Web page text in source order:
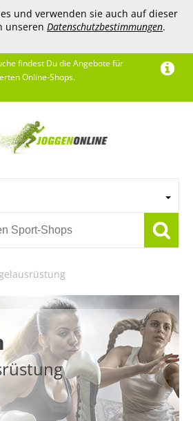
und verwenden sie auch auf dieser
unseren Datenschutzbestimmungen.
findest Du die Angebote für
Online-Shops.